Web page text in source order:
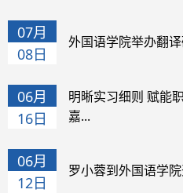
07月
08日
外国语学院举办翻
06月
16日
明晰实习细则 赋能
嘉...
06月
12日
罗小蓉到外国语学